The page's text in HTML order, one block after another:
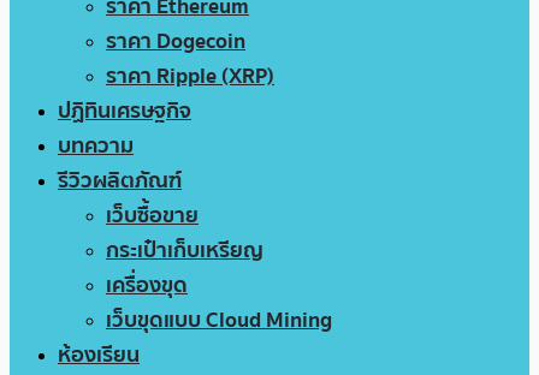
ราคา Dogecoin
ราคา Ripple (XRP)
ปฏิทินเศรษฐกิจ
บทความ
รีวิวผลิตภัณฑ์
เว็บซื้อขาย
กระเป๋าเก็บเหรียญ
เครื่องขุด
เว็บขุดแบบ Cloud Mining
ห้องเรียน